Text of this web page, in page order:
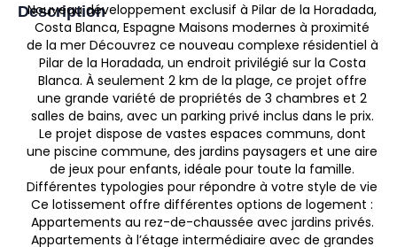
Description
Nouveau développement exclusif à Pilar de la Horadada,
Costa Blanca, Espagne Maisons modernes à proximité
de la mer Découvrez ce nouveau complexe résidentiel à
Pilar de la Horadada, un endroit privilégié sur la Costa
Blanca. À seulement 2 km de la plage, ce projet offre
une grande variété de propriétés de 3 chambres et 2
salles de bains, avec un parking privé inclus dans le prix.
Le projet dispose de vastes espaces communs, dont
une piscine commune, des jardins paysagers et une aire
de jeux pour enfants, idéale pour toute la famille.
Différentes typologies pour répondre à votre style de vie
Ce lotissement offre différentes options de logement :
Appartements au rez-de-chaussée avec jardins privés.
Appartements à l’étage intermédiaire avec de grandes